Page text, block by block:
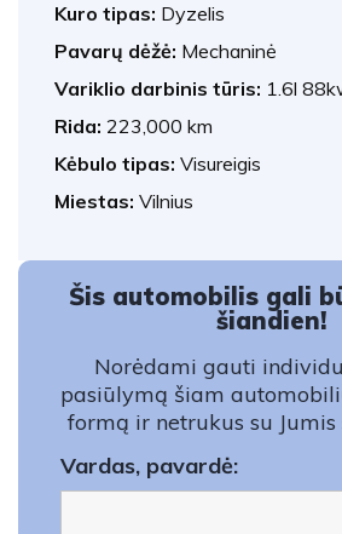
Kuro tipas: Dyzelis
Pavarų dėžė: Mechaninė
Variklio darbinis tūris: 1.6l
Rida: 223,000 km
Kėbulo tipas: Visureigis
Miestas: Vilnius
Šis automobilis gali
šiandien!
Norėdami gauti
pasiūlymą šiam
formą ir netrukus su Jumis
Vardas, pavardė: